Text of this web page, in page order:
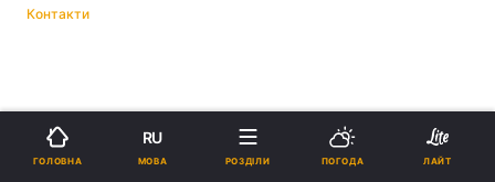
Контакти
ГОЛОВНА
RU
МОВА РОЗДІЛИ ПОГОДА ЛАЙТ